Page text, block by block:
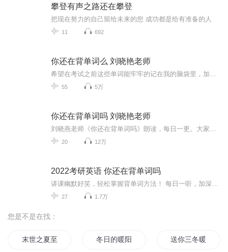
攀登有声之路还在攀登
把现在努力的自己留给未来的您 成功都是给有准备的人
11 692
你还在背单词么 刘晓艳老师
55 5万
你还在背单词吗 刘晓艳老师
20 12万
2022考研英语 你还在背单词吗
27 1.7万
您是不是在找：
末世之夏至寒冬 冬日的暖阳你在哪 送你三冬暖阳